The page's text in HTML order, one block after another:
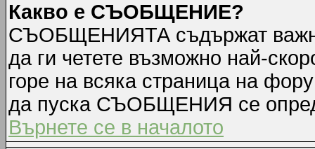
Какво е СЪОБЩЕНИЕ?
СЪОБЩЕНИЯТА съдържат
да ги четете възможно най-
горе на всяка страница на
да пуска СЪОБЩЕНИЯ се
Върнете се в началото